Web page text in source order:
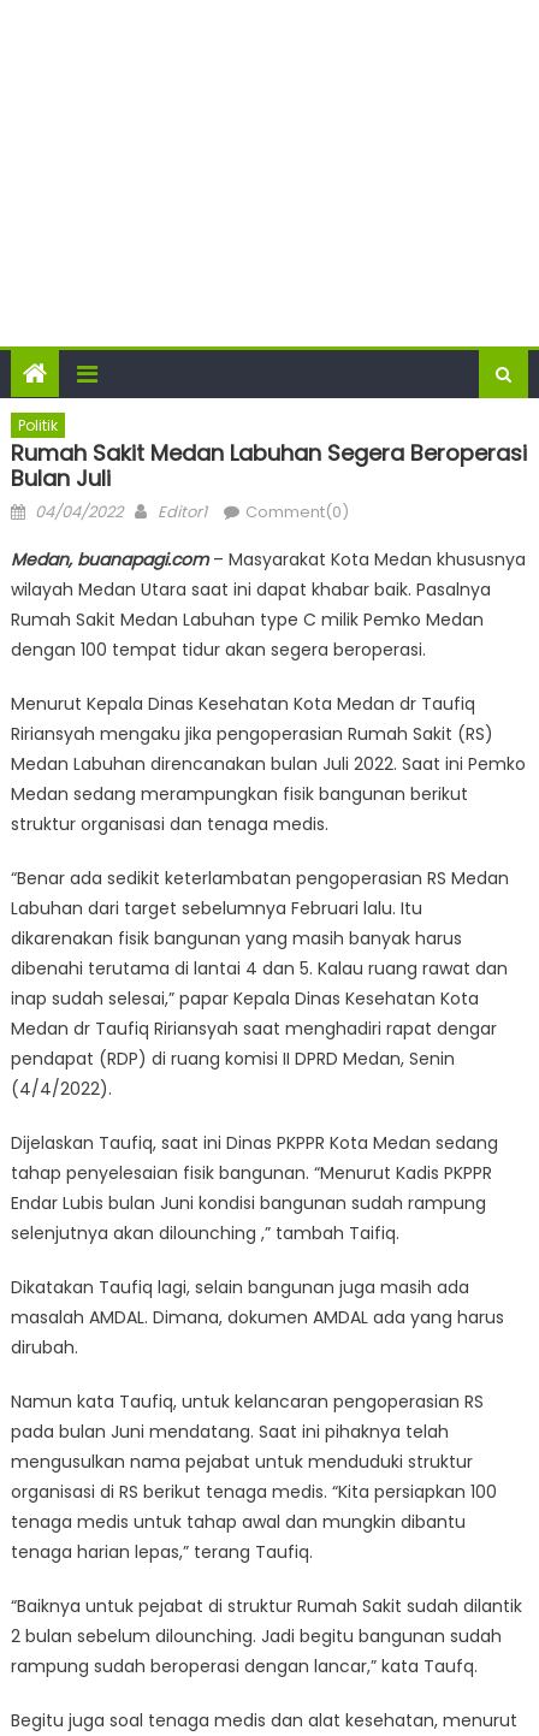
Politik
Rumah Sakit Medan Labuhan Segera Beroperasi
Bulan Juli
Posted
04/04/2022 Author
Editor1 Comment(0)
Medan, buanapagi.com– Masyarakat Kota Medan khususnya
wilayah Medan Utara saat ini dapat khabar baik. Pasalnya
Rumah Sakit Medan Labuhan type C milik Pemko Medan
dengan 100 tempat tidur akan segera beroperasi.
Menurut Kepala Dinas Kesehatan Kota Medan dr Taufiq
Ririansyah mengaku jika pengoperasian Rumah Sakit (RS)
Medan Labuhan direncanakan bulan Juli 2022. Saat ini Pemko
Medan sedang merampungkan fisik bangunan berikut
struktur organisasi dan tenaga medis.
“Benar ada sedikit keterlambatan pengoperasian RS Medan
Labuhan dari target sebelumnya Februari lalu. Itu
dikarenakan fisik bangunan yang masih banyak harus
dibenahi terutama di lantai 4 dan 5. Kalau ruang rawat dan
inap sudah selesai,” papar Kepala Dinas Kesehatan Kota
Medan dr Taufiq Ririansyah saat menghadiri rapat dengar
pendapat (RDP) di ruang komisi II DPRD Medan, Senin
(4/4/2022).
Dijelaskan Taufiq, saat ini Dinas PKPPR Kota Medan sedang
tahap penyelesaian fisik bangunan. “Menurut Kadis PKPPR
Endar Lubis bulan Juni kondisi bangunan sudah rampung
selenjutnya akan dilounching ,” tambah Taifiq.
Dikatakan Taufiq lagi, selain bangunan juga masih ada
masalah AMDAL. Dimana, dokumen AMDAL ada yang harus
dirubah.
Namun kata Taufiq, untuk kelancaran pengoperasian RS
pada bulan Juni mendatang. Saat ini pihaknya telah
mengusulkan nama pejabat untuk menduduki struktur
organisasi di RS berikut tenaga medis. “Kita persiapkan 100
tenaga medis untuk tahap awal dan mungkin dibantu
tenaga harian lepas,” terang Taufiq.
“Baiknya untuk pejabat di struktur Rumah Sakit sudah dilantik
2 bulan sebelum dilounching. Jadi begitu bangunan sudah
rampung sudah beroperasi dengan lancar,” kata Taufq.
Begitu juga soal tenaga medis dan alat kesehatan, menurut